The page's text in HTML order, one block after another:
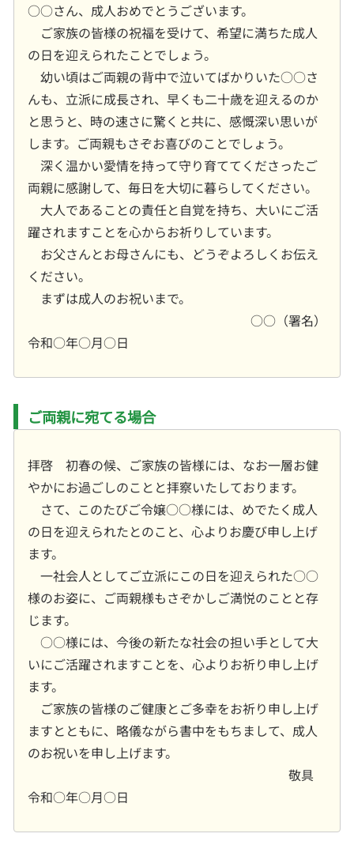
○○さん、成人おめでとうございます。
ご家族の皆様の祝福を受けて、希望に満ちた成人
の日を迎えられたことでしょう。
幼い頃はご両親の背中で泣いてばかりいた○○さ
んも、立派に成長され、早くも二十歳を迎えるのか
と思うと、時の速さに驚くと共に、感慨深い思いが
します。ご両親もさぞお喜びのことでしょう。
深く温かい愛情を持って守り育ててくださったご
両親に感謝して、毎日を大切に暮らしてください。
大人であることの責任と自覚を持ち、大いにご活
躍されますことを心からお祈りしています。
お父さんとお母さんにも、どうぞよろしくお伝え
ください。
まずは成人のお祝いまで。
○○（署名）
令和○年○月○日
ご両親に宛てる場合
拝啓 初春の候、ご家族の皆様には、なお一層お健
やかにお過ごしのことと拝察いたしております。
さて、このたびご令嬢○○様には、めでたく成人
の日を迎えられたとのこと、心よりお慶び申し上げ
ます。
一社会人としてご立派にこの日を迎えられた○○
様のお姿に、ご両親様もさぞかしご満悦のことと存
じます。
○○様には、今後の新たな社会の担い手として大
いにご活躍されますことを、心よりお祈り申し上げ
ます。
ご家族の皆様のご健康とご多幸をお祈り申し上げ
ますとともに、略儀ながら書中をもちまして、成人
のお祝いを申し上げます。
敬具
令和○年○月○日